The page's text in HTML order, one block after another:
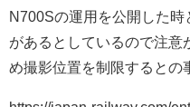
N700Sの運用を公開した
があるとしているので注意
め撮影位置を制限するとの